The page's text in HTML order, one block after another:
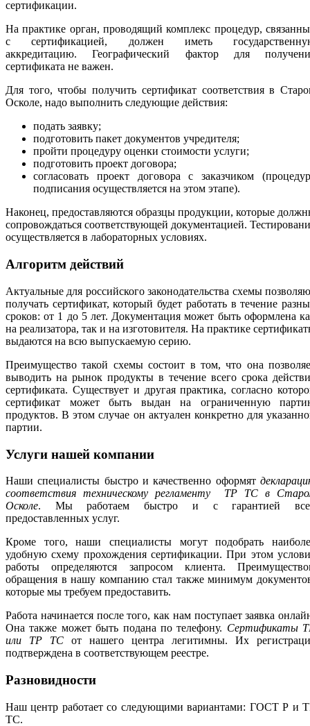
сертификации.
На практике орган, проводящий комплекс процедур,
с сертификацией, должен иметь
аккредитацию. Географический фактор для
сертификата не важен.
Для того, чтобы получить сертификат соответствия в
Осколе, надо выполнить следующие действия:
подать заявку;
подготовить пакет документов учредителя;
пройти процедуру оценки стоимости услуги;
подготовить проект договора;
согласовать проект договора с заказчиком
подписания осуществляется на этом этапе).
Наконец, предоставляются образцы продукции, которые
сопровождаться соответствующей документацией.
осуществляется в лабораторных условиях.
Алгоритм действий
Актуальные для российского законодательства схемы
получать сертификат, который будет работать в течение
сроков: от 1 до 5 лет. Документация может быть оформлена
на реализатора, так и на изготовителя. На практике
выдаются на всю выпускаемую серию.
Преимущество такой схемы состоит в том, что она
выводить на рынок продукты в течение всего срока
сертификата. Существует и другая практика, согласно
сертификат может быть выдан на ограниченную
продуктов. В этом случае он актуален конкретно для
партии.
Услуги нашей компании
Наши специалисты быстро и качественно оформят
соответствия техническому регламенту ТР ТС в
Осколе. Мы работаем быстро и с гарантией
предоставленных услуг.
Кроме того, наши специалисты могут подобрать
удобную схему прохождения сертификации. При этом
работы определяются запросом клиента.
обращения в нашу компанию стал также минимум
которые мы требуем предоставить.
Работа начинается после того, как нам поступает заявка
Она также может быть подана по телефону. Сертификаты
или ТР ТС от нашего центра легитимны. Их
подтверждена в соответствующем реестре.
Разновидности
Наш центр работает со следующими вариантами: ГОСТ Р и
ТС.